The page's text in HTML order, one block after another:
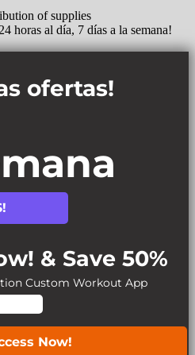
horas al día, 7 días a la semana!
ofertas!
& Save 50%
Custom Workout App
Now!